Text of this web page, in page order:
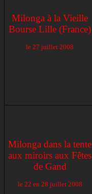
Milonga à la Vieille
Bourse Lille (France)
le 27 juillet 2008
Milonga dans la tente
aux miroirs aux Fêtes
de Gand
le 22 en 28 juillet 2008